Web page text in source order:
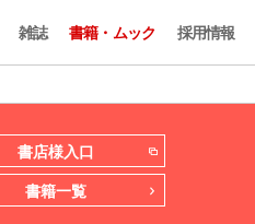
雑誌 書籍・ムック 採用情報
書店様入口
書籍一覧